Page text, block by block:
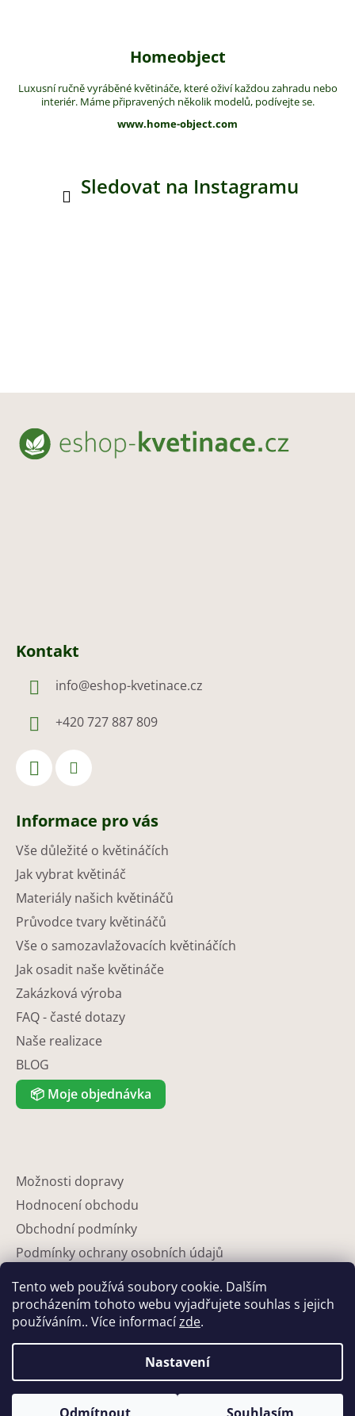
Tento web používá soubory cookie. Dalším
procházením tohoto webu vyjadřujete souhlas s jejich
používáním.. Více informacízde.
Nastavení
Homeobject
Luxusní ručně vyráběné květináče, které oživí každou zahradu nebo
interiér. Máme připravených několik modelů, podívejte se.
www.home-object.com
Sledovat na Instagramu
Z
Kontakt
info@eshop-kvetinace.cz
+420 727 887 809
Informace pro vás
Vše důležité o květináčích
Jak vybrat květináč
Materiály našich květináčů
Průvodce tvary květináčů
Vše o samozavlažovacích květináčích
Jak osadit naše květináče
Zakázková výroba
FAQ - časté dotazy
Naše realizace
BLOG
📦 Moje objednávka
Možnosti dopravy
Hodnocení obchodu
Obchodní podmínky
Podmínky ochrany osobních údajů
Partneři
Kontakty